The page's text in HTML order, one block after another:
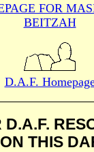
FOR
BEITZAH
D.A.F.
D.A.F.
ON THIS